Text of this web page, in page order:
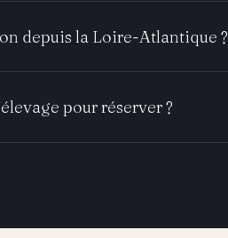
depuis la Loire-Atlantique ?
pour réserver ?